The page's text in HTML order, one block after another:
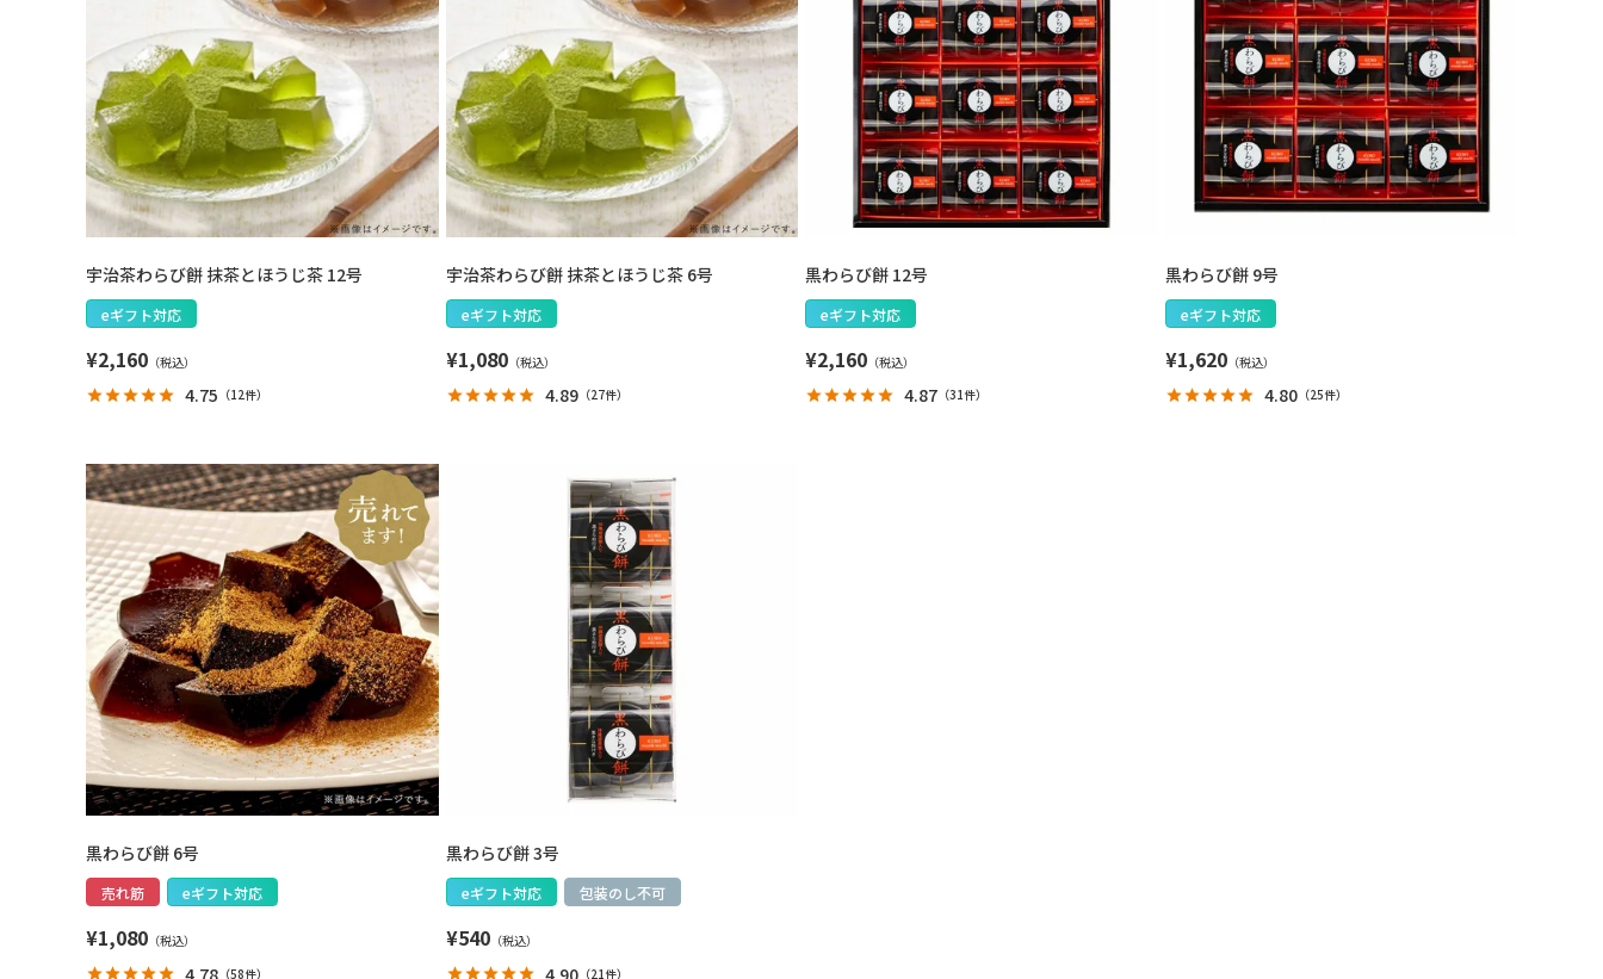
宇治茶わらび餅 抹茶とほうじ茶 12号
eギフト対応
¥2,160
4.75 （12件）
宇治茶わらび餅 抹茶とほうじ茶 6号
eギフト対応
¥1,080
4.89（27件）
黒わらび餅 12号
eギフト対応
¥2,160
4.87 （31件）
黒わらび餅 9号
eギフト対応
¥1,620
4.80（25件）
黒わらび餅 6号
売れ筋 eギフト対応
¥1,080
4.78 （58件）
黒わらび餅 3号
eギフト対応 包装のし不可
¥540
4.90（21件）